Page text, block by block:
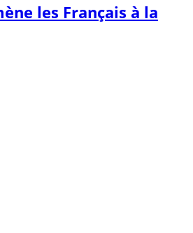
les Français à la